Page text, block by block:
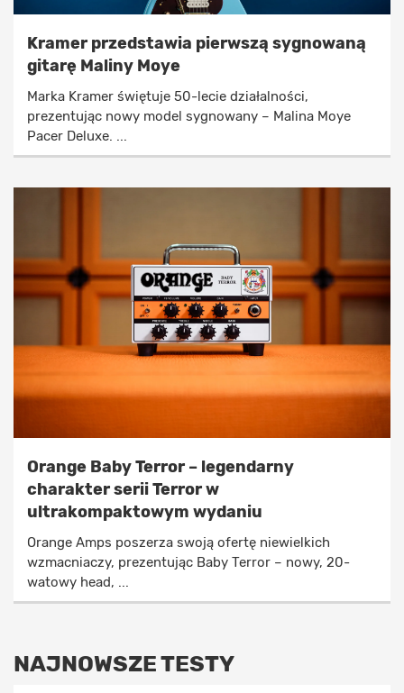
Kramer przedstawia pierwszą sygnowaną
gitarę Maliny Moye
Marka Kramer świętuje 50-lecie działalności,
prezentując nowy model sygnowany – Malina Moye
Pacer Deluxe. ...
Orange Baby Terror – legendarny
charakter serii Terror w
ultrakompaktowym wydaniu
Orange Amps poszerza swoją ofertę niewielkich
wzmacniaczy, prezentując Baby Terror – nowy, 20-
watowy head, ...
NAJNOWSZE TESTY